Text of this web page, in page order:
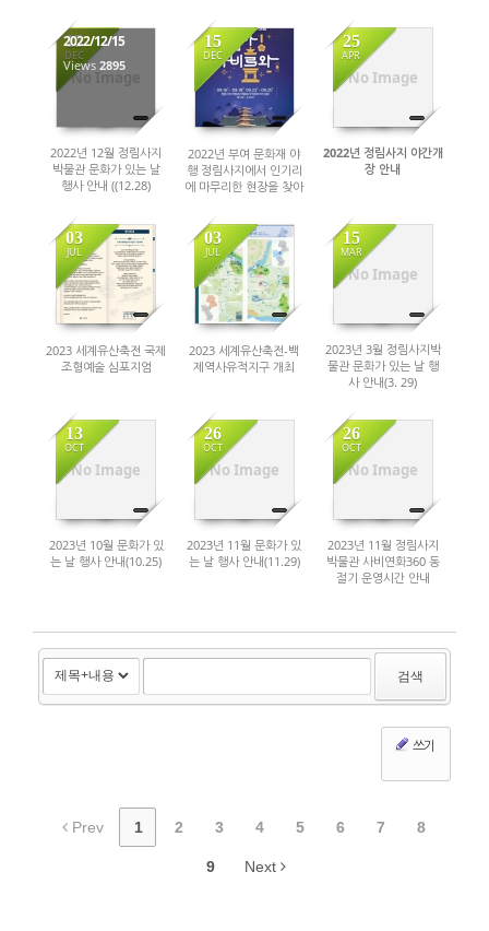
No Image
15
DEC
2022/12/15
Views 2895
2022년 12월 정림사지
박물관 문화가 있는 날
행사 안내 ((12.28)
15
DEC
2777
2022년 부여 문화재 야
행 정림사지에서 인기리
에 마무리한 현장을 찾아
No Image
25
APR
2022년 정림사지 야간개
장 안내
03
JUL
2918
2023 세계유산축전 국제
조형예술 심포지엄
03
JUL
2913
2023 세계유산축전-백
제역사유적지구 개최
No Image
15
MAR
2023년 3월 정림사지박
물관 문화가 있는 날 행
사 안내(3. 29)
No Image
13
OCT
2023년 10월 문화가 있
는 날 행사 안내(10.25)
No Image
26
OCT
2023년 11월 문화가 있
는 날 행사 안내(11.29)
No Image
26
OCT
2023년 11월 정림사지
박물관 사비연화360 동
절기 운영시간 안내
검색
쓰기
Prev 1 2 3 4 5 6 7 8
9 Next